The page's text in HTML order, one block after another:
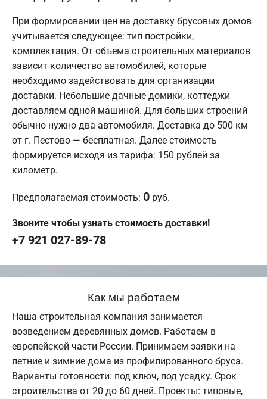
При формировании цен на доставку брусовых домов
учитывается следующее: тип постройки,
комплектация. От объема строительных материалов
зависит количество автомобилей, которые
необходимо задействовать для организации
доставки. Небольшие дачные домики, коттеджи
доставляем одной машиной. Для больших строений
обычно нужно два автомобиля. Доставка до 500 км
от г. Пестово — бесплатная. Далее стоимость
формируется исходя из тарифа: 150 рублей за
километр.
Предполагаемая стоимость: 0 руб.
Звоните чтобы узнать стоимость доставки!
+7 921 027-89-78
Как мы работаем
Наша строительная компания занимается
возведением деревянных домов. Работаем в
европейской части России. Принимаем заявки на
летние и зимние дома из профилированного бруса.
Варианты готовности: под ключ, под усадку. Срок
строительства от 20 до 60 дней. Проекты: типовые,